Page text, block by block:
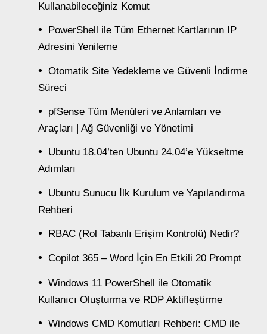
Kullanabileceğiniz Komut
PowerShell ile Tüm Ethernet Kartlarının IP
Adresini Yenileme
Otomatik Site Yedekleme ve Güvenli İndirme
Süreci
pfSense Tüm Menüleri ve Anlamları ve
Araçları | Ağ Güvenliği ve Yönetimi
Ubuntu 18.04’ten Ubuntu 24.04’e Yükseltme
Adımları
Ubuntu Sunucu İlk Kurulum ve Yapılandırma
Rehberi
RBAC (Rol Tabanlı Erişim Kontrolü) Nedir?
Copilot 365 – Word İçin En Etkili 20 Prompt
Windows 11 PowerShell ile Otomatik
Kullanıcı Oluşturma ve RDP Aktifleştirme
Windows CMD Komutları Rehberi: CMD ile